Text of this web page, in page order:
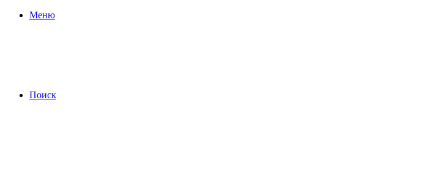
Меню
Поиск